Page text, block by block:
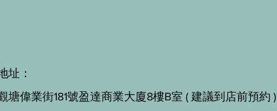
址：
塘偉業街181號盈達商業大廈8樓B室 ( 建議到店前預約 )